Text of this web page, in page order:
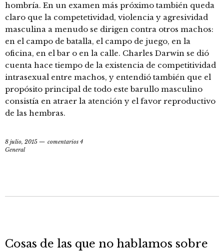
hombría. En un examen más próximo también queda
claro que la competetividad, violencia y agresividad
masculina a menudo se dirigen contra otros machos:
en el campo de batalla, el campo de juego, en la
oficina, en el bar o en la calle. Charles Darwin se dió
cuenta hace tiempo de la existencia de competitividad
intrasexual entre machos, y entendió también que el
propósito principal de todo este barullo masculino
consistía en atraer la atención y el favor reproductivo
de las hembras.
8 julio, 2015
comentarios 4
General
Cosas de las que no hablamos sobre